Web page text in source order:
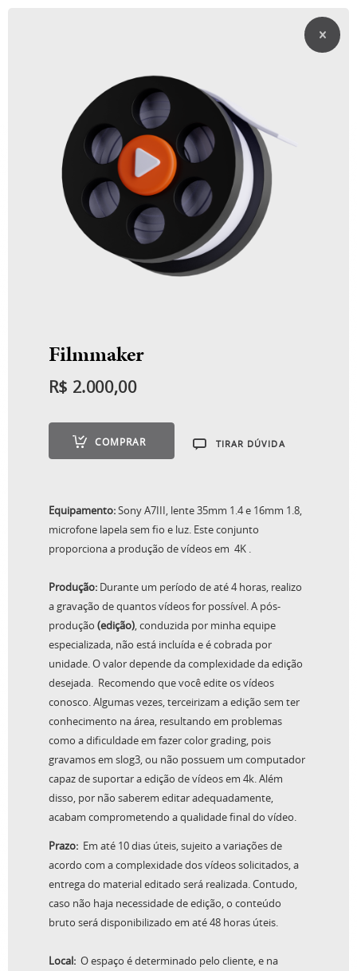
Filmmaker
R$2.000,00
Drone
R$1.000,00
Filmmaker
R$ 2.000,00
COMPRAR TIRAR DÚVIDA
Equipamento:Sony A7III, lente 35mm 1.4 e 16mm 1.8,
microfone lapela sem fio e luz. Este conjunto
proporciona a produção de vídeos em 4K .
Produção:Durante um período de até 4 horas, realizo
a gravação de quantos vídeos for possível. A pós-
produção (edição), conduzida por minha equipe
especializada, não está incluída e é cobrada por
unidade. O valor depende da complexidade da edição
desejada. Recomendo que você edite os vídeos
conosco. Algumas vezes, terceirizam a edição sem ter
conhecimento na área, resultando em problemas
como a dificuldade em fazer color grading, pois
gravamos em slog3, ou não possuem um computador
capaz de suportar a edição de vídeos em 4k. Além
disso, por não saberem editar adequadamente,
acabam comprometendo a qualidade final do vídeo.
Prazo:Em até 10 dias úteis, sujeito a variações de
acordo com a complexidade dos vídeos solicitados, a
entrega do material editado será realizada. Contudo,
caso não haja necessidade de edição, o conteúdo
bruto será disponibilizado em até 48 horas úteis.
Local:O espaço é determinado pelo cliente, e na